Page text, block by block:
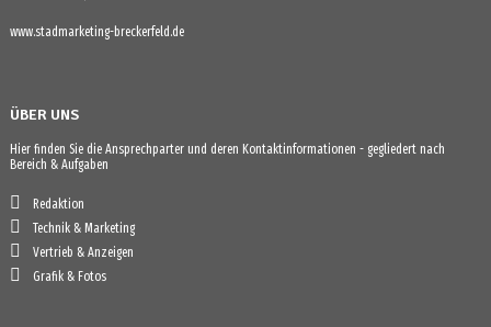
www.stadmarketing-breckerfeld.de
ÜBER UNS
Hier finden Sie die Ansprechparter und deren Kontaktinformationen - gegliedert nach
Bereich & Aufgaben
Redaktion
Technik & Marketing
Vertrieb & Anzeigen
Grafik & Fotos